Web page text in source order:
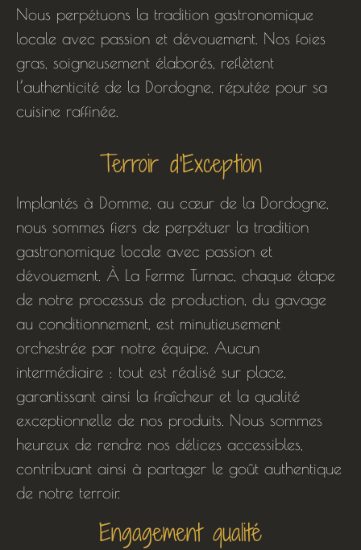
Nous perpétuons la tradition gastronomique
locale avec passion et dévouement. Nos foies
gras, soigneusement élaborés, reflètent
l’authenticité de la Dordogne, réputée pour sa
cuisine raffinée.
Terroir d'Exception
Implantés à Domme, au cœur de la Dordogne,
nous sommes fiers de perpétuer la tradition
gastronomique locale avec passion et
dévouement. À La Ferme Turnac, chaque étape
de notre processus de production, du gavage
au conditionnement, est minutieusement
orchestrée par notre équipe. Aucun
intermédiaire : tout est réalisé sur place,
garantissant ainsi la fraîcheur et la qualité
exceptionnelle de nos produits. Nous sommes
heureux de rendre nos délices accessibles,
contribuant ainsi à partager le goût authentique
de notre terroir.
Engagement qualité